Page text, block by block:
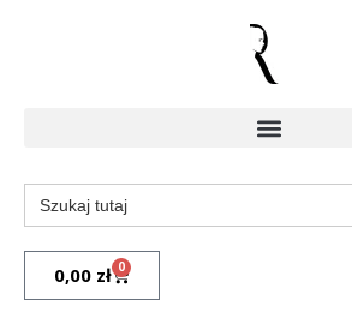
Search
for:
0,00 zł 0